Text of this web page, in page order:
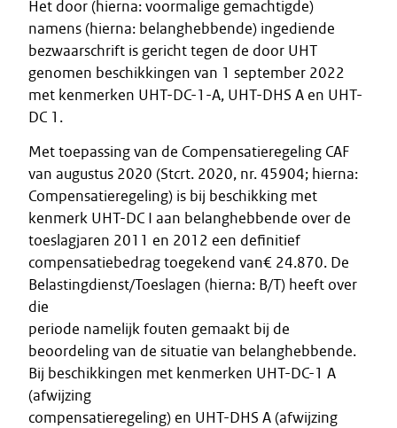
Het door (hierna: voormalige gemachtigde)
namens (hierna: belanghebbende) ingediende
bezwaarschrift is gericht tegen de door UHT
genomen beschikkingen van 1 september 2022
met kenmerken UHT-DC-1-A, UHT-DHS A en UHT-
DC 1.
Met toepassing van de Compensatieregeling CAF
van augustus 2020 (Stcrt. 2020, nr. 45904; hierna:
Compensatieregeling) is bij beschikking met
kenmerk UHT-DC I aan belanghebbende over de
toeslagjaren 2011 en 2012 een definitief
compensatiebedrag toegekend van€ 24.870. De
Belastingdienst/Toeslagen (hierna: B/T) heeft over
die
periode namelijk fouten gemaakt bij de
beoordeling van de situatie van belanghebbende.
Bij beschikkingen met kenmerken UHT-DC-1 A
(afwijzing
compensatieregeling) en UHT-DHS A (afwijzing